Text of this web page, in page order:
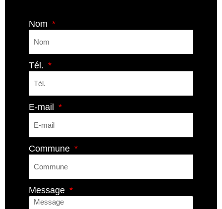
Nom
Tél.
E-mail
Commune
Message